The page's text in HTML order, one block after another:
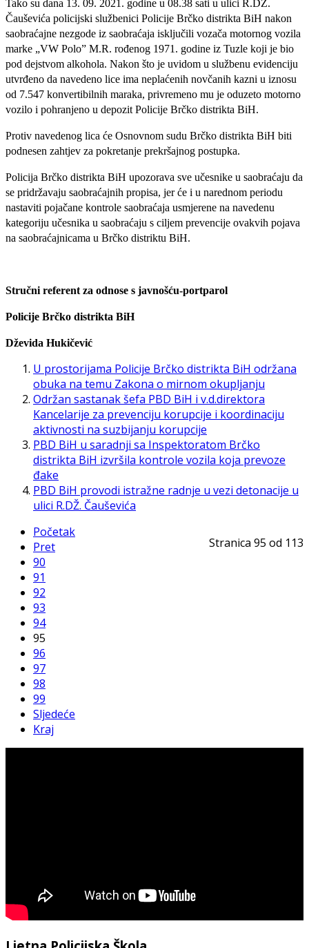
Tako su dana 13. 09. 2021. godine u 08.38 sati u ulici R.DŽ.
Čauševića policijski službenici Policije Brčko distrikta BiH nakon
saobraćajne nezgode iz saobraćaja isključili vozača motornog vozila
marke „VW Polo” M.R. rođenog 1971. godine iz Tuzle koji je bio
pod dejstvom alkohola. Nakon što je uvidom u službenu evidenciju
utvrđeno da navedeno lice ima neplaćenih novčanih kazni u iznosu
od 7.547 konvertibilnih maraka, privremeno mu je oduzeto motorno
vozilo i pohranjeno u depozit Policije Brčko distrikta BiH.
Protiv navedenog lica će Osnovnom sudu Brčko distrikta BiH biti
podnesen zahtjev za pokretanje prekršajnog postupka.
Policija Brčko distrikta BiH upozorava sve učesnike u saobraćaju da
se pridržavaju saobraćajnih propisa, jer će i u narednom periodu
nastaviti pojačane kontrole saobraćaja usmjerene na navedenu
kategoriju učesnika u saobraćaju s ciljem prevencije ovakvih pojava
na saobraćajnicama u Brčko distriktu BiH.
Stručni referent za odnose s javnošću-portparol
Policije Brčko distrikta BiH
Dževida Hukičević
U prostorijama Policije Brčko distrikta BiH održana
obuka na temu Zakona o mirnom okupljanju
Održan sastanak šefa PBD BiH i v.d.direktora
Kancelarije za prevenciju korupcije i koordinaciju
aktivnosti na suzbijanju korupcije
PBD BiH u saradnji sa Inspektoratom Brčko
distrikta BiH izvršila kontrole vozila koja prevoze
đake
PBD BiH provodi istražne radnje u vezi detonacije u
ulici R.DŽ. Čauševića
Stranica 95 od 113
Početak
Pret
90
91
92
93
94
95
96
97
98
99
Sljedeće
Kraj